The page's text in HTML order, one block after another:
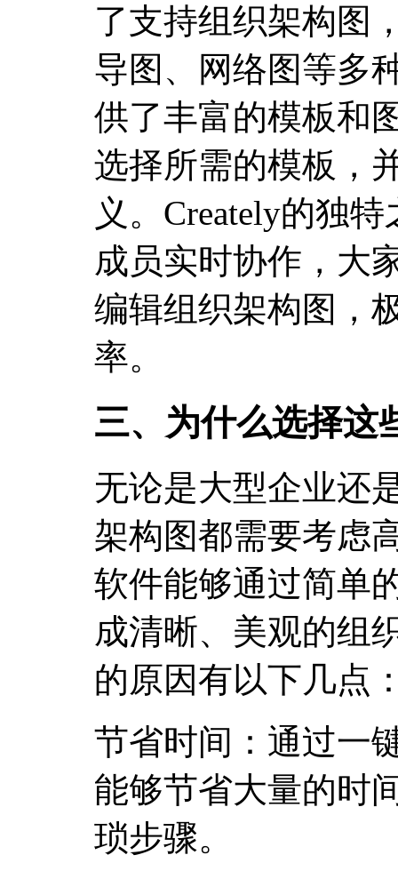
了支持组织架构图
导图、网络图等多
供了丰富的模板和
选择所需的模板，
义。Creately的独
成员实时协作，大
编辑组织架构图，
率。
三、为什么选择这
无论是大型企业还
架构图都需要考虑
软件能够通过简单
成清晰、美观的组
的原因有以下几点
节省时间：通过一
能够节省大量的时
琐步骤。